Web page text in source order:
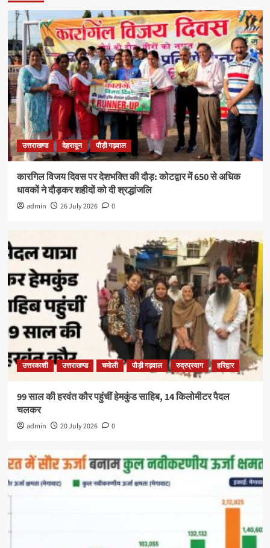
उत्तराखण्ड देहरादून पौड़ी गढ़वाल
कारगिल विजय दिवस पर देशभक्ति की दौड़: कोटद्वार में 650 से अधिक
धावकों ने दौड़कर शहीदों को दी श्रद्धांजलि
admin 26 July 2026 0
उत्तरकाशी उत्तराखण्ड चमोली पौड़ी गढ़वाल रुद्रप्रयाग हरिद्वार
99 साल की हरवंत कौर पहुंचीं हेमकुंड साहिब, 14 किलोमीटर पैदल
चलकर
admin 20 July 2026 0